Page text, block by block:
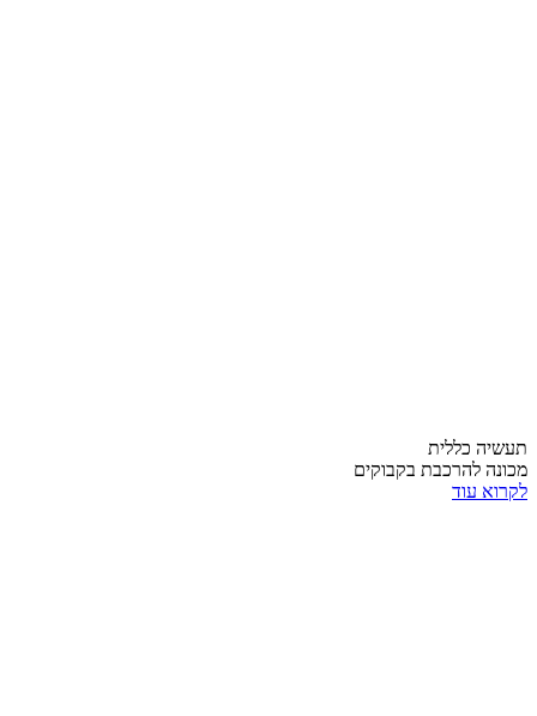
תעשיה כללית
מכונה להרכבת בקבוקים
לקרוא עוד